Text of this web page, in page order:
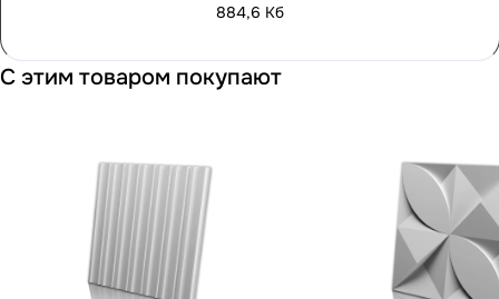
884,6 Кб
С этим товаром покупают